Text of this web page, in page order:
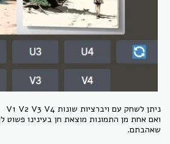
ניתן לשחק עם ויברציות שונות V1 V2 V3 V4
שאהבתם.